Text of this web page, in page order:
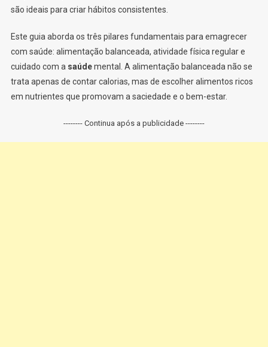
são ideais para criar hábitos consistentes.
Este guia aborda os três pilares fundamentais para emagrecer
com saúde: alimentação balanceada, atividade física regular e
cuidado com a saúdemental. A alimentação balanceada não se
trata apenas de contar calorias, mas de escolher alimentos ricos
em nutrientes que promovam a saciedade e o bem-estar.
-------- Continua após a publicidade --------